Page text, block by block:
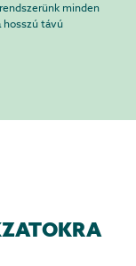
minden
hosszú távú